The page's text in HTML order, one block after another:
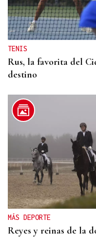
TENIS
Rus, la favorita del
destino
MÁS DEPORTE
Reyes y reinas de la